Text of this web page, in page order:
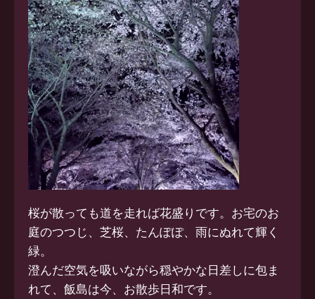
桜が散っても道を走れば花盛りです。お宅のお
庭のつつじ、芝桜、たんぽぽ、雨にぬれて輝く
緑。
澄んだ空気を吸いながら穏やかな日差しに包ま
れて、飯島は今、お散歩日和です。